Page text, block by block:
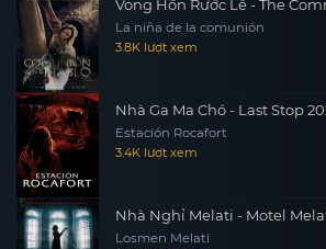
Vong Hồn Rước Lễ - The
La niña de la comunión
3.8K lượt xem
Nhà Ga Ma Chó - Last Stop
Estación Rocafort
3.4K lượt xem
Nhà Nghỉ Melati - Motel
Losmen Melati